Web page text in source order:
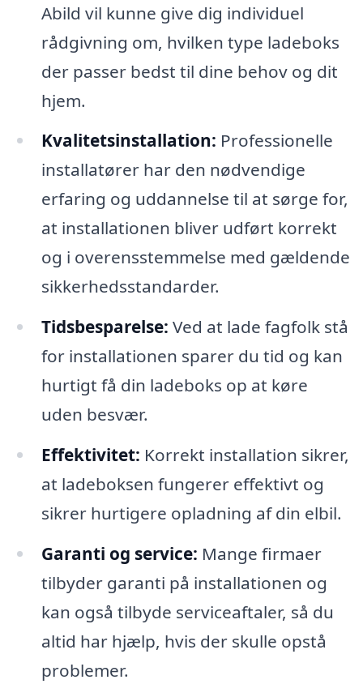
Abild vil kunne give dig individuel
rådgivning om, hvilken type ladeboks
der passer bedst til dine behov og dit
hjem.
Kvalitetsinstallation: Professionelle
installatører har den nødvendige
erfaring og uddannelse til at sørge for,
at installationen bliver udført korrekt
og i overensstemmelse med gældende
sikkerhedsstandarder.
Tidsbesparelse: Ved at lade fagfolk stå
for installationen sparer du tid og kan
hurtigt få din ladeboks op at køre
uden besvær.
Effektivitet: Korrekt installation sikrer,
at ladeboksen fungerer effektivt og
sikrer hurtigere opladning af din elbil.
Garanti og service: Mange firmaer
tilbyder garanti på installationen og
kan også tilbyde serviceaftaler, så du
altid har hjælp, hvis der skulle opstå
problemer.